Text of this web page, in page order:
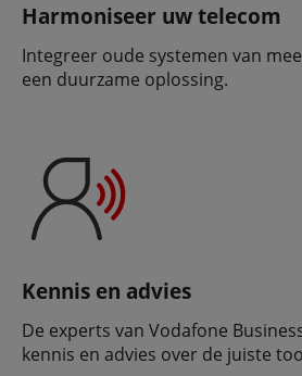
Harmoniseer uw telecom
Integreer oude systemen van
een duurzame oplossing.
Kennis en advies
De experts van Vodafone
kennis en advies over de juiste